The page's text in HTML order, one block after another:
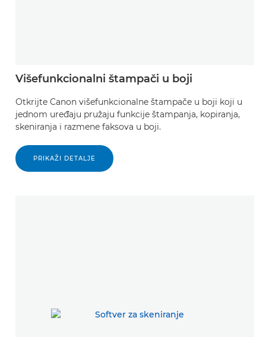
Višefunkcionalni štampači u boji
Otkrijte Canon višefunkcionalne štampače u boji koji u
jednom uređaju pružaju funkcije štampanja, kopiranja,
skeniranja i razmene faksova u boji.
PRIKAŽI DETALJE